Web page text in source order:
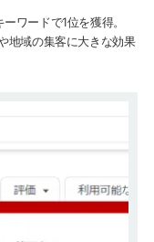
ワードで1位を獲得。
地域の集客に大きな効果